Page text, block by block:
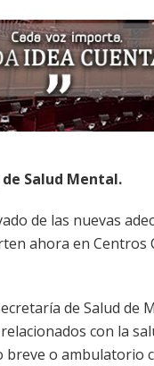
Salud Mental.
de las nuevas
ahora en
de Salud
con la
o